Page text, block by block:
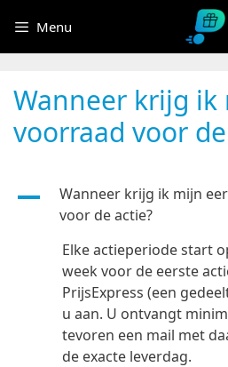
naar
de
Menu
Wanneer krijg ik
voorraad voor
A
Wanneer krijg ik mijn
voor de actie?
Elke actieperiode start
week voor de eerste
PrijsExpress (een
u aan. U ontvangt
tevoren een mail met
de exacte leverdag.